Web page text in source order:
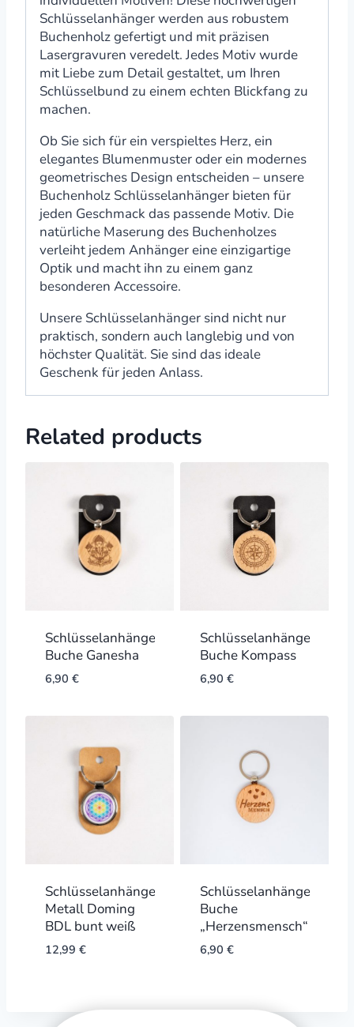
Schlüsselanhänger werden aus robustem
Buchenholz gefertigt und mit präzisen
Lasergravuren veredelt. Jedes Motiv wurde
mit Liebe zum Detail gestaltet, um Ihren
Schlüsselbund zu einem echten Blickfang zu
machen.
Ob Sie sich für ein verspieltes Herz, ein
elegantes Blumenmuster oder ein modernes
geometrisches Design entscheiden – unsere
Buchenholz Schlüsselanhänger bieten für
jeden Geschmack das passende Motiv. Die
natürliche Maserung des Buchenholzes
verleiht jedem Anhänger eine einzigartige
Optik und macht ihn zu einem ganz
besonderen Accessoire.
Unsere Schlüsselanhänger sind nicht nur
praktisch, sondern auch langlebig und von
höchster Qualität. Sie sind das ideale
Geschenk für jeden Anlass.
Related products
Schlüsselanhänger
Buche Ganesha
6,90 €
Schlüsselanhänger
Buche Kompass
6,90 €
Schlüsselanhänger
Metall Doming
BDL bunt weiß
12,99 €
Schlüsselanhänger
Buche
„Herzensmensch“
6,90 €